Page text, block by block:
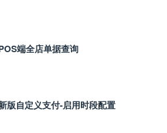
端全店单据查询
版自定义支付‑启用时段配置